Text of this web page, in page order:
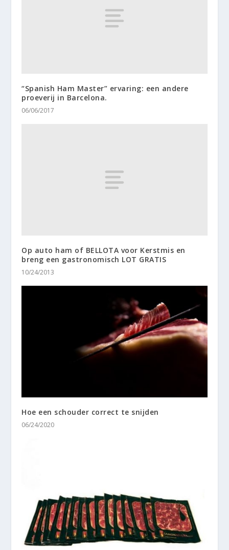
“Spanish Ham Master” ervaring: een andere
proeverij in Barcelona.
06/06/2017
Op auto ham of BELLOTA voor Kerstmis en
breng een gastronomisch LOT GRATIS
10/24/2013
Hoe een schouder correct te snijden
06/24/2020